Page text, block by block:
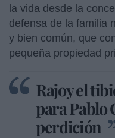
la vida desde la
defensa de la familia
y bien común, que
pequeña propiedad
Rajoy el
para Pablo
perdición